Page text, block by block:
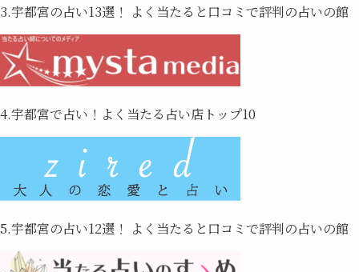
3.宇都宮の占い13選！ よく当たると口コミで評判の占いの館
4.宇都宮で占い！よく当たる占い店トップ10
5.宇都宮の占い12選！ よく当たると口コミで評判の占いの館